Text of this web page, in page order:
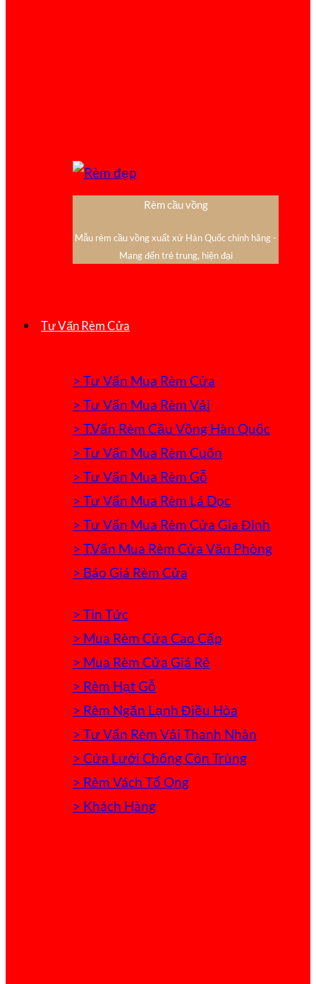
Rèm cầu vồng
Mẫu rèm cầu vồng xuất xứ Hàn Quốc chính hãng -
Mang đến trẻ trung, hiện đại
Tư Vấn Rèm Cửa
> Tư Vấn Mua Rèm Cửa
> Tư Vấn Mua Rèm Vải
> T.Vấn Rèm Cầu Vồng Hàn Quốc
> Tư Vấn Mua Rèm Cuốn
> Tư Vấn Mua Rèm Gỗ
> Tư Vấn Mua Rèm Lá Dọc
> Tư Vấn Mua Rèm Cửa Gia Đình
> T.Vấn Mua Rèm Cửa Văn Phòng
> Báo Giá Rèm Cửa
> Tin Tức
> Mua Rèm Cửa Cao Cấp
> Mua Rèm Cửa Giá Rẻ
> Rèm Hạt Gỗ
> Rèm Ngăn Lạnh Điều Hòa
> Tư Vấn Rèm Vải Thanh Nhàn
> Cửa Lưới Chống Côn Trùng
> Rèm Vách Tổ Ong
> Khách Hàng